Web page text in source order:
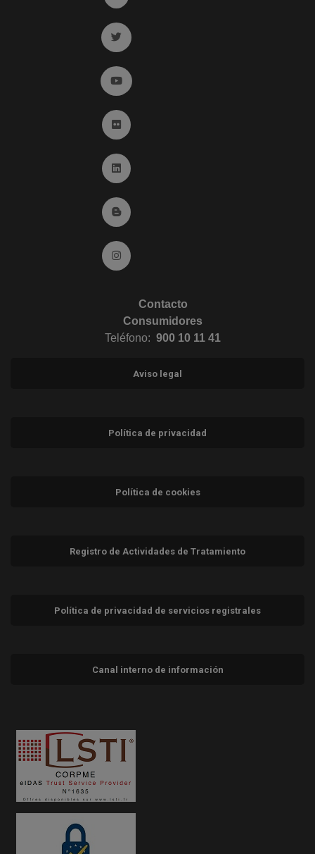
Ir a twitter (abre en ventana nueva)
Ir a YouTube (abre en ventana nueva)
Ir a Flickr (abre en ventana nueva)
Ir a Linkedin (abre en ventana nueva)
Ir al Blog (abre en ventana nueva)
Ir a Instagram (abre en ventana nueva)
Contacto
Consumidores
Teléfono: 900 10 11 41
Aviso legal
Política de privacidad
Política de cookies
Registro de Actividades de Tratamiento
Política de privacidad de servicios registrales
Canal interno de información